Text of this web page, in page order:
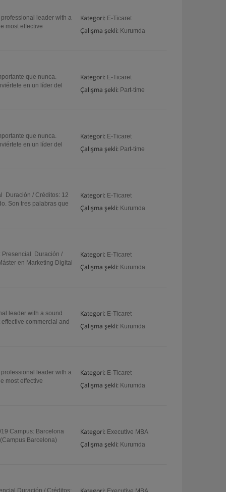
Kategori: E-Ticaret
Çalışma şekli: Kurumda
leader with a
most effective
Kategori: E-Ticaret
Çalışma şekli: Part-time
que nunca.
en un líder del
Kategori: E-Ticaret
Çalışma şekli: Part-time
que nunca.
en un líder del
Kategori: E-Ticaret
Çalışma şekli: Kurumda
Duración / Créditos: 12
Son tres palabras que
Kategori: E-Ticaret
Çalışma şekli: Kurumda
Presencial Duración /
en Marketing Digital
Kategori: E-Ticaret
Çalışma şekli: Kurumda
leader with a sound
commercial and
Kategori: E-Ticaret
Çalışma şekli: Kurumda
leader with a
most effective
Kategori: Executive MBA
Çalışma şekli: Kurumda
Campus: Barcelona
Barcelona)
Duración / Créditos: